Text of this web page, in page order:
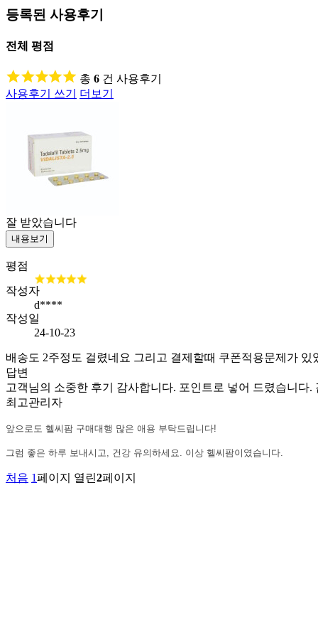
등록된 사용후기
전체 평점
총 6 건 사용후기
사용후기 쓰기
더보기
잘 받았습니다
내용보기
평점
작성자
d****
작성일
24-10-23
배송도 2주정도 걸렸네요 그리고 결제할때 쿠폰적용문제가
답변
고객님의 소중한 후기 감사합니다. 포인트로 넣어 드렸습니다.
최고관리자
앞으로도 헬씨팜 구매대행 많은 애용 부탁드립니다!
그럼 좋은 하루 보내시고, 건강 유의하세요. 이상 헬씨팜이였습니다.
처음 1페이지 열린2페이지